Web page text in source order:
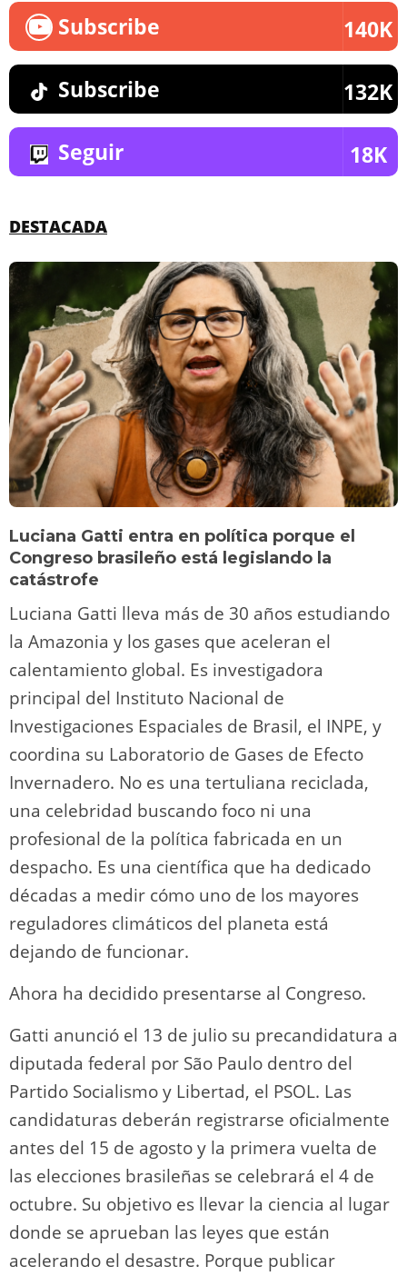
Subscribe 140K
Subscribe 132K
Seguir 18K
DESTACADA
Luciana Gatti entra en política porque el
Congreso brasileño está legislando la
catástrofe
Luciana Gatti lleva más de 30 años estudiando
la Amazonia y los gases que aceleran el
calentamiento global. Es investigadora
principal del Instituto Nacional de
Investigaciones Espaciales de Brasil, el INPE, y
coordina su Laboratorio de Gases de Efecto
Invernadero. No es una tertuliana reciclada,
una celebridad buscando foco ni una
profesional de la política fabricada en un
despacho. Es una científica que ha dedicado
décadas a medir cómo uno de los mayores
reguladores climáticos del planeta está
dejando de funcionar.
Ahora ha decidido presentarse al Congreso.
Gatti anunció el 13 de julio su precandidatura a
diputada federal por São Paulo dentro del
Partido Socialismo y Libertad, el PSOL. Las
candidaturas deberán registrarse oficialmente
antes del 15 de agosto y la primera vuelta de
las elecciones brasileñas se celebrará el 4 de
octubre. Su objetivo es llevar la ciencia al lugar
donde se aprueban las leyes que están
acelerando el desastre. Porque publicar